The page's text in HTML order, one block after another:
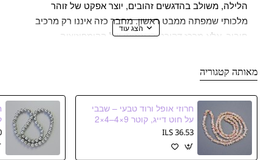
הלילה, משולב בהדגשים זהובים, יוצר אפקט של זוהר
מלכותי שמפתה ממבט ראשון. מחבר כזה איננו רק מרכיב
חיבור, אלא מרכז דקורטיבי אמיתי של הקומפוזיציה.
מיוצר מאקריל איכותי, יש לו משטח נעים למגע ומשקל קל,
מהצמידים ועד לשרשראות. העתקה של מרקם הדרוזה
מוסיפה לפריט ברק טבעי שמשחק באור ויוצרת אפקט של
עומק והיקף. בזכות קוטר 14 מ״מ, המחבר נראה הרמוני גם
בעיצובים מינימליסטיים וגם בהצעות עיצוב מורכבות.
מאותה קטגוריה
חרוזי אופל ורוד טבעי – שבבי
על חוט דייג, קוטר 9×4–4×2
מ״م, אורך 78 ס״م
36.53 ILS